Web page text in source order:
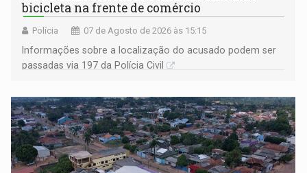
bicicleta na frente de comércio
Polícia 07 de Agosto de 2026 às 15:15
Informações sobre a localização do acusado podem ser
passadas via 197 da Polícia Civil